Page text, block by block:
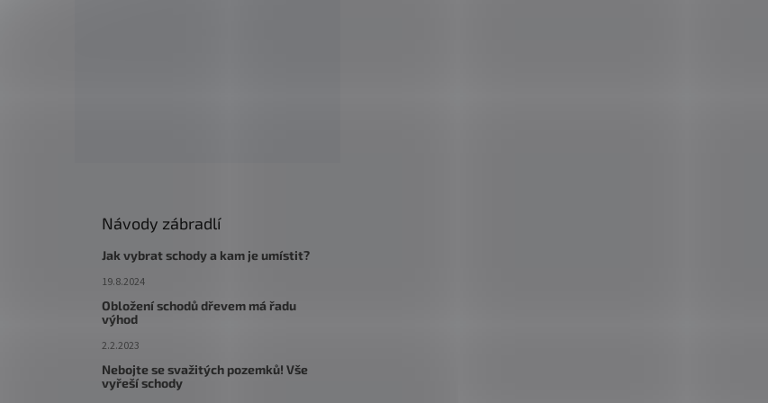
Návody zábradlí
Jak vybrat schody a kam je umístit?
19.8.2024
Obložení schodů dřevem má řadu
výhod
2.2.2023
Nebojte se svažitých pozemků! Vše
vyřeší schody